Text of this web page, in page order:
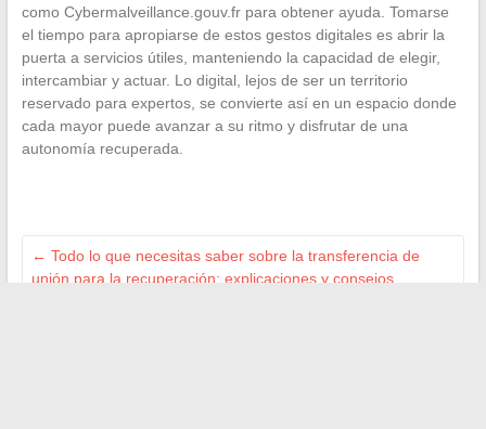
como Cybermalveillance.gouv.fr para obtener ayuda. Tomarse
el tiempo para apropiarse de estos gestos digitales es abrir la
puerta a servicios útiles, manteniendo la capacidad de elegir,
intercambiar y actuar. Lo digital, lejos de ser un territorio
reservado para expertos, se convierte así en un espacio donde
cada mayor puede avanzar a su ritmo y disfrutar de una
autonomía recuperada.
← Todo lo que necesitas saber sobre la transferencia de
unión para la recuperación: explicaciones y consejos